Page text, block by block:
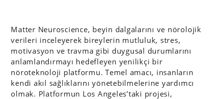
Matter Neuroscience, beyin dalgalarını ve nörolojik
verileri inceleyerek bireylerin mutluluk, stres,
motivasyon ve travma gibi duygusal durumlarını
anlamlandırmayı hedefleyen yenilikçi bir
nöroteknoloji platformu. Temel amacı, insanların
kendi akıl sağlıklarını yönetebilmelerine yardımcı
olmak. Platformun Los Angeles’taki projesi,